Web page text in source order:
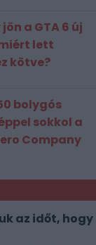
a GTA 6 új
lett
kötve?
bolygós
sokkol a
Company
az időt, hogy